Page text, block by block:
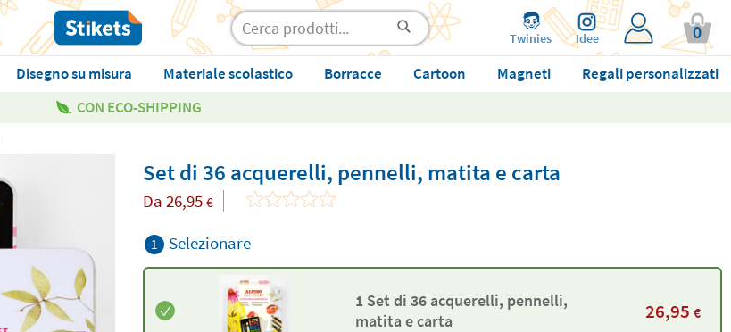
Twinies Idee 0
Disegno su misura Materiale scolastico Borracce Cartoon Magneti
Regali personalizzati
CON ECO-SHIPPING
Set di 36 acquerelli, pennelli, matita e carta
Da 26,95 €
1 Selezionare
1 Set di 36 acquerelli, pennelli,
matita e carta
26,95 €